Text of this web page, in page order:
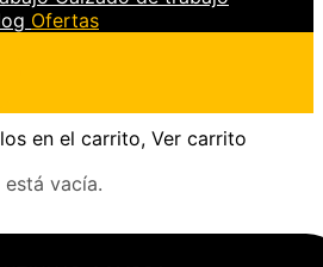
Ofertas
en el carrito, Ver carrito
vacía.